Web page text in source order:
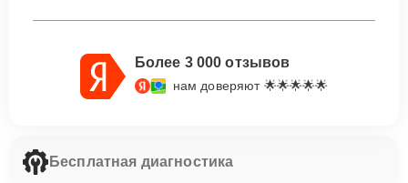
Более 3 000 отзывов
нам доверяют 🌟🌟🌟🌟🌟
Бесплатная диагностика